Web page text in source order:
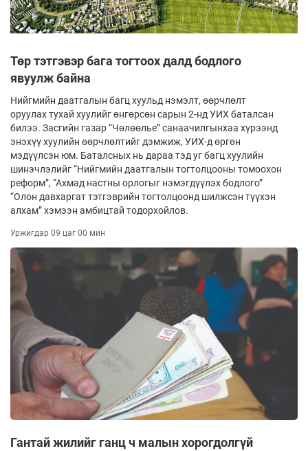
Төр тэтгэвэр бага тогтоох далд бодлого
явуулж байна
Нийгмийн даатгалын багц хуульд нэмэлт, өөрчлөлт
оруулах тухай хуулийг өнгөрсөн сарын 2-нд УИХ баталсан
билээ. Засгийн газар “Чөлөөлье” санаачилгынхаа хүрээнд
энэхүү хуулийн өөрчлөлтийг дэмжиж, УИХ-д өргөн
мэдүүлсэн юм. Баталсных нь дараа тэд уг багц хуулийн
шинэчлэлийг “Нийгмийн даатгалын тогтолцооны томоохон
реформ”, “Ахмад настны орлогыг нэмэгдүүлэх бодлого”
“Олон давхаргат тэтгэврийн тогтолцоонд шилжсэн түүхэн
алхам” хэмээн амбицтай тодорхойлов.
Уржигдар 09 цаг 00 мин
Гантай жилийг ганц ч малын хорогдолгүй